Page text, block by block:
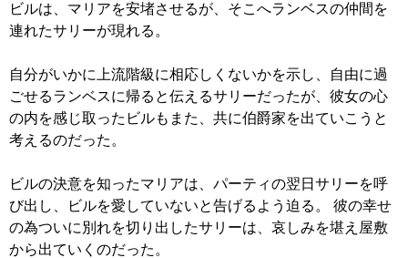
ビルは、マリアを安堵させるが、そこへランベスの仲間を
連れたサリーが現れる。
自分がいかに上流階級に相応しくないかを示し、自由に過
ごせるランベスに帰ると伝えるサリーだったが、彼女の心
の内を感じ取ったビルもまた、共に伯爵家を出ていこうと
考えるのだった。
ビルの決意を知ったマリアは、パーティの翌日サリーを呼
び出し、ビルを愛していないと告げるよう迫る。 彼の幸せ
の為ついに別れを切り出したサリーは、哀しみを堪え屋敷
から出ていくのだった。